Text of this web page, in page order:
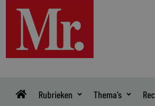
inhoud
Rubrieken Thema’s